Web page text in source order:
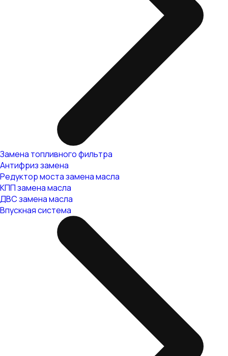
Замена топливного фильтра
Антифриз замена
Редуктор моста замена масла
КПП замена масла
ДВС замена масла
Впускная система